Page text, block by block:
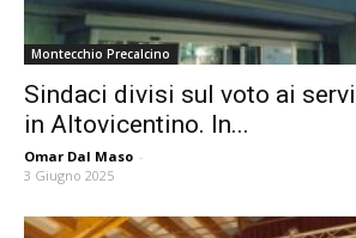
Montecchio Precalcino
Sindaci divisi sul voto ai
in Altovicentino. In...
Omar Dal Maso -
3 Giugno 2025